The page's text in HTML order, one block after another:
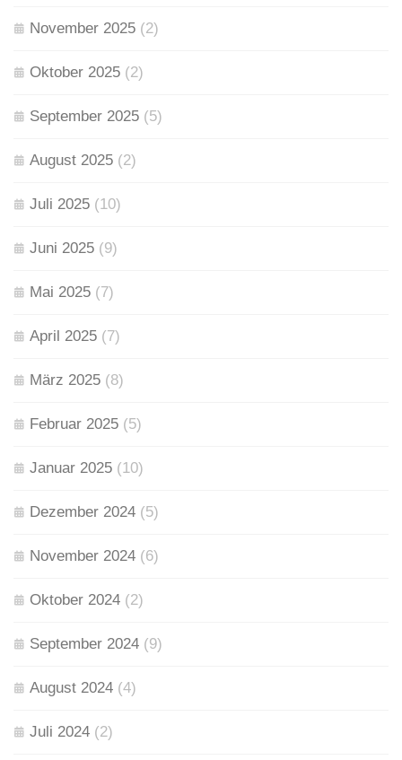
November 2025 (2)
Oktober 2025 (2)
September 2025 (5)
August 2025 (2)
Juli 2025 (10)
Juni 2025 (9)
Mai 2025 (7)
April 2025 (7)
März 2025 (8)
Februar 2025 (5)
Januar 2025 (10)
Dezember 2024 (5)
November 2024 (6)
Oktober 2024 (2)
September 2024 (9)
August 2024 (4)
Juli 2024 (2)